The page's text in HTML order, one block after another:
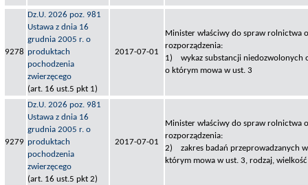
9278
Dz.U. 2026 poz. 981
Ustawa z dnia 16
grudnia 2005 r. o
produktach
pochodzenia
zwierzęcego
(art. 16 ust.5 pkt 1)
2017-07-01
Minister właściwy do spraw rolnictwa
rozporządzenia:
1) wykaz substancji niedozwolonych
o którym mowa w ust. 3
9279
Dz.U. 2026 poz. 981
Ustawa z dnia 16
grudnia 2005 r. o
produktach
pochodzenia
zwierzęcego
(art. 16 ust.5 pkt 2)
2017-07-01
Minister właściwy do spraw rolnictwa
rozporządzenia:
2) zakres badań przeprowadzanych
którym mowa w ust. 3, rodzaj,